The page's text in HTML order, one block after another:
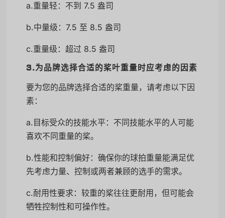
a.重量轻：不到 7.5 盎司
b.中量级：7.5 至 8.5 盎司
c.重量级：超过 8.5 盎司
3.为品牌选择合适的桨叶重量时应考虑的因素
要为您的品牌选择合适的桨重量，请考虑以下因
素：
a.目标受众的技能水平：不同技能水平的人可能
喜欢不同重量的桨。
b.性能和控制偏好：确保你的球拍重量能满足优
先考虑力量、控制或两者兼顾的选手的需求。
c.耐用性要求：较重的桨往往更耐用，但可能会
牺牲控制性和可操作性。